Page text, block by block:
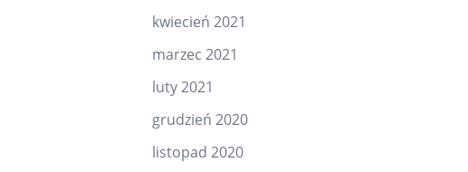
kwiecień 2021
marzec 2021
luty 2021
grudzień 2020
listopad 2020